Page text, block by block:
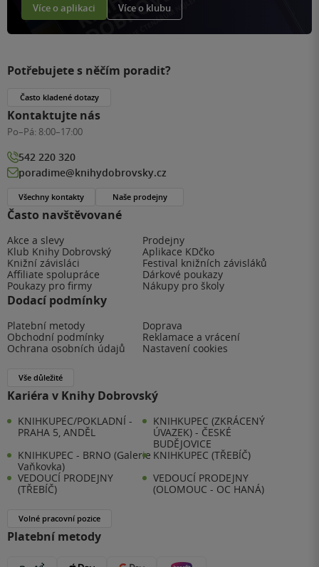
Více o aplikaci Více o klubu
Často navštěvované
Akce a slevy
Prodejny
Klub Knihy Dobrovský
Aplikace KDčko
Knižní závisláci
Festival knižních závisláků
Affiliate spolupráce
Dárkové poukazy
Poukazy pro firmy
Nákupy pro školy
Dodací podmínky
Platební metody
Doprava
Obchodní podmínky
Reklamace a vrácení
Ochrana osobních údajů
Nastavení cookies
Vše důležité
Kariéra v Knihy Dobrovský
KNIHKUPEC/POKLADNÍ -
PRAHA 5, ANDĚL
KNIHKUPEC (ZKRÁCENÝ
ÚVAZEK) - ČESKÉ
BUDĚJOVICE
KNIHKUPEC - BRNO (Galerie
Vaňkovka)
KNIHKUPEC (TŘEBÍČ)
VEDOUCÍ PRODEJNY
(TŘEBÍČ)
VEDOUCÍ PRODEJNY
(OLOMOUC - OC HANÁ)
Volné pracovní pozice
Platební metody
Potřebujete s něčím poradit?
Často kladené dotazy
Kontaktujte nás
Po–Pá: 8:00–17:00
542 220 320
poradime@knihydobrovsky.cz
Všechny kontakty Naše prodejny